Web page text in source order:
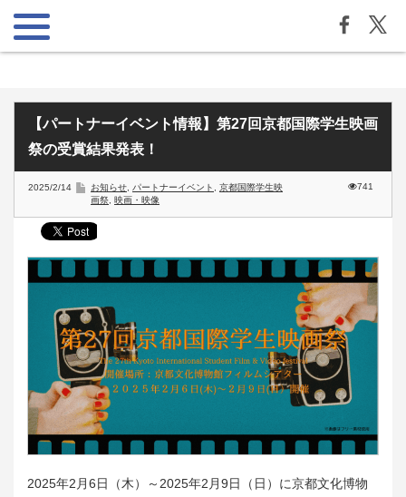
【パートナーイベント情報】第27回京都国際学生映画
祭の受賞結果発表！
2025/2/14 お知らせ パートナーイベント
京都国際学生映
画祭 映画・映像
741
2025年2月6日（木）～2025年2月9日（日）に京都文化博物